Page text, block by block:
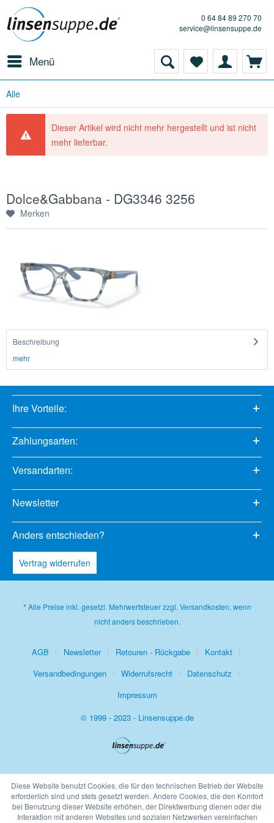
0 64 84 89 270 70
service@linsensuppe.de
Menü
Alle
Dieser Artikel wird nicht mehr hergestellt und ist nicht
mehr lieferbar.
Dolce&Gabbana - DG3346 3256
Merken
Beschreibung
mehr
Ihre Vorteile:
Zahlungsarten:
Versandarten:
Newsletter
Anders entschieden?
Vertrag widerrufen
* Alle Preise inkl. gesetzl. Mehrwertsteuer zzgl. Versandkosten, wenn
nicht anders beschrieben.
AGB Newsletter Retouren - Rückgabe
Kontakt
Versandbedingungen
Widerrufsrecht
Datenschutz
Impressum
© 1999 - 2023 - Linsensuppe.de
Diese Website benutzt Cookies, die für den technischen Betrieb der Website
erforderlich sind und stets gesetzt werden. Andere Cookies, die den Komfort
bei Benutzung dieser Website erhöhen, der Direktwerbung dienen oder die
Interaktion mit anderen Websites und sozialen Netzwerken vereinfachen